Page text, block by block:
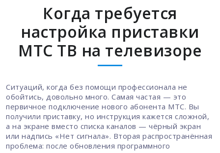
Когда требуется
настройка приставки
МТС ТВ на телевизоре
Ситуаций, когда без помощи профессионала не
обойтись, довольно много. Самая частая — это
первичное подключение нового абонента МТС. Вы
получили приставку, но инструкция кажется сложной,
а на экране вместо списка каналов — чёрный экран
или надпись «Нет сигнала». Вторая распространённая
проблема: после обновления программного